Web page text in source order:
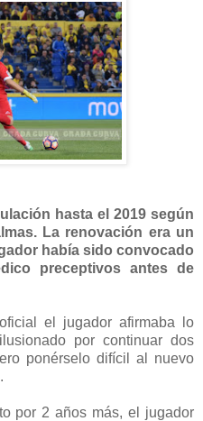
hasta el 2019 según
La renovación era un
había sido convocado
preceptivos antes de
el jugador afirmaba lo
por continuar dos
ponérselo difícil al nuevo
por 2 años más, el jugador